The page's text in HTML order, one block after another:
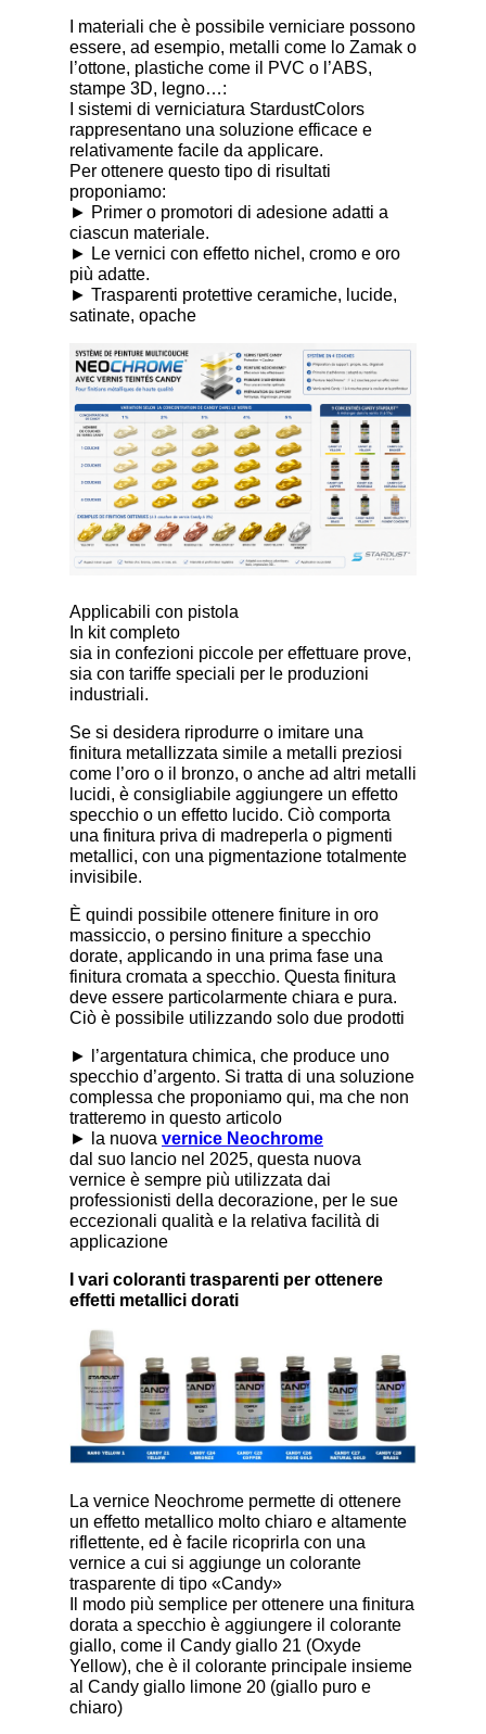
I materiali che è possibile verniciare possono
essere, ad esempio, metalli come lo Zamak o
l’ottone, plastiche come il PVC o l’ABS,
stampe 3D, legno…:
I sistemi di verniciatura StardustColors
rappresentano una soluzione efficace e
relativamente facile da applicare.
Per ottenere questo tipo di risultati
proponiamo:
► Primer o promotori di adesione adatti a
ciascun materiale.
► Le vernici con effetto nichel, cromo e oro
più adatte.
► Trasparenti protettive ceramiche, lucide,
satinate, opache
Applicabili con pistola
In kit completo
sia in confezioni piccole per effettuare prove,
sia con tariffe speciali per le produzioni
industriali.
Se si desidera riprodurre o imitare una
finitura metallizzata simile a metalli preziosi
come l’oro o il bronzo, o anche ad altri metalli
lucidi, è consigliabile aggiungere un effetto
specchio o un effetto lucido. Ciò comporta
una finitura priva di madreperla o pigmenti
metallici, con una pigmentazione totalmente
invisibile.
È quindi possibile ottenere finiture in oro
massiccio, o persino finiture a specchio
dorate, applicando in una prima fase una
finitura cromata a specchio. Questa finitura
deve essere particolarmente chiara e pura.
Ciò è possibile utilizzando solo due prodotti
► l’argentatura chimica, che produce uno
specchio d’argento. Si tratta di una soluzione
complessa che proponiamo qui, ma che non
tratteremo in questo articolo
► la nuova vernice Neochrome
dal suo lancio nel 2025, questa nuova
vernice è sempre più utilizzata dai
professionisti della decorazione, per le sue
eccezionali qualità e la relativa facilità di
applicazione
I vari coloranti trasparenti per ottenere
effetti metallici dorati
La vernice Neochrome permette di ottenere
un effetto metallico molto chiaro e altamente
riflettente, ed è facile ricoprirla con una
vernice a cui si aggiunge un colorante
trasparente di tipo «Candy»
Il modo più semplice per ottenere una finitura
dorata a specchio è aggiungere il colorante
giallo, come il Candy giallo 21 (Oxyde
Yellow), che è il colorante principale insieme
al Candy giallo limone 20 (giallo puro e
chiaro)